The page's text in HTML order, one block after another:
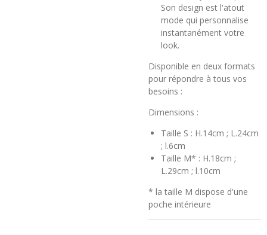
Son design est l'atout
mode qui personnalise
instantanément votre
look.
Disponible en deux formats
pour répondre à tous vos
besoins :
Dimensions :
Taille S : H.14cm ; L.24cm
; l.6cm
Taille M* : H.18cm ;
L.29cm ; l.10cm
* la taille M dispose d'une
poche intérieure